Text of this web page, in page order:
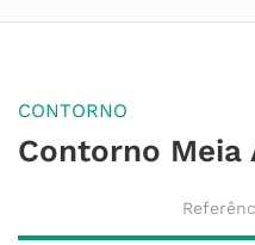
CONTORNO
Contorno Meia